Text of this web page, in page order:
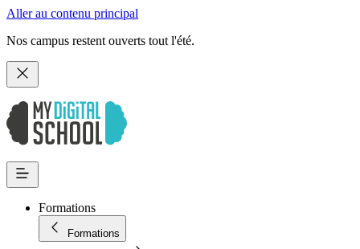
Aller au contenu principal
Nos campus restent ouverts tout l'été.
Formations
Formations